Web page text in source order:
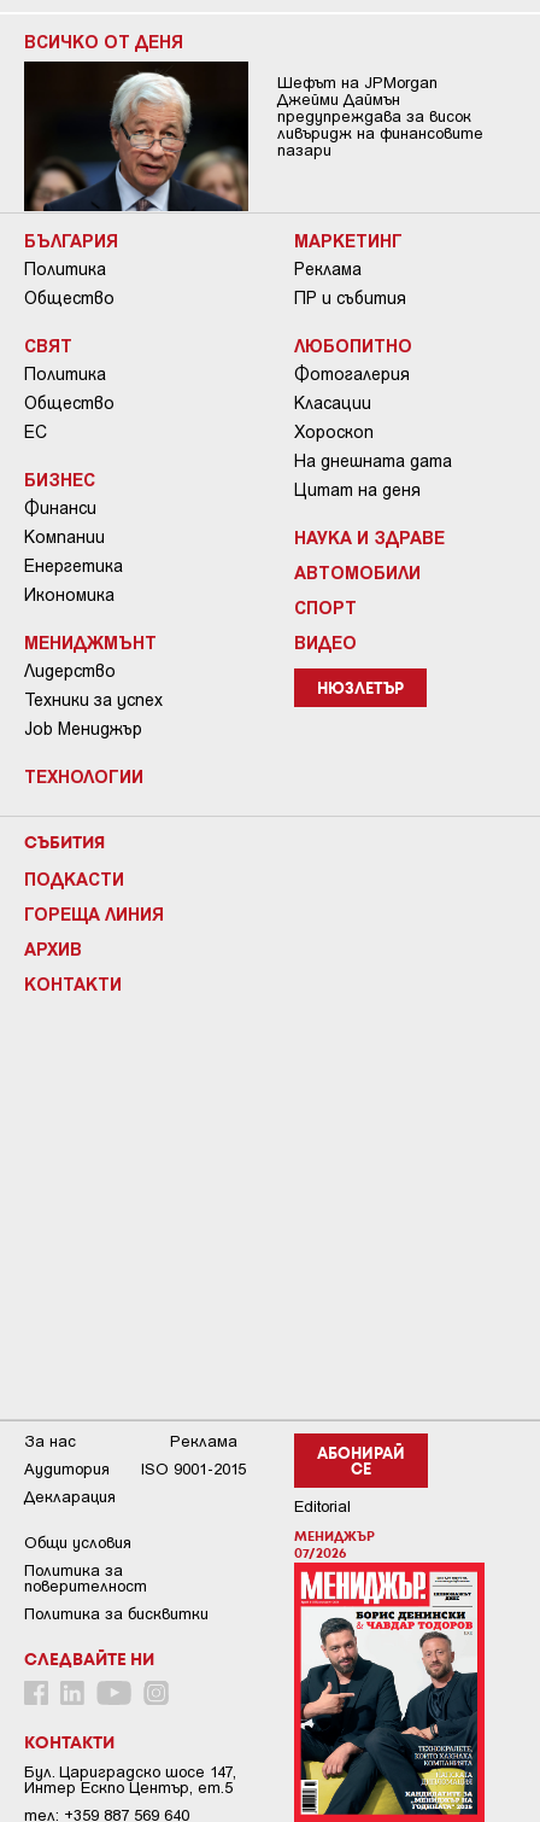
ВСИЧКО ОТ ДЕНЯ
Шефът на JPMorgan
Джейми Даймън
предупреждава за висок
ливъридж на финансовите
пазари
БЪЛГАРИЯ
Политика
Общество
СВЯТ
Политика
Общество
ЕС
БИЗНЕС
Финанси
Компании
Енергетика
Икономика
МЕНИДЖМЪНТ
Лидерство
Техники за успех
Job Мениджър
ТЕХНОЛОГИИ
МАРКЕТИНГ
Реклама
ПР и събития
ЛЮБОПИТНО
Фотогалерия
Класации
Хороскоп
На днешната дата
Цитат на деня
НАУКА И ЗДРАВЕ
АВТОМОБИЛИ
СПОРТ
ВИДЕО
НЮЗЛЕТЪР
СЪБИТИЯ
ПОДКАСТИ
ГОРЕЩА ЛИНИЯ
АРХИВ
КОНТАКТИ
АБОНИРАЙ
СЕ
Editorial
МЕНИДЖЪР
07/2026
За нас
Реклама
Аудитория
ISO 9001-2015
Декларация
Общи условия
Пoлитикa зa
пoвepитeлнocт
Политика за бисквитки
СЛЕДВАЙТЕ НИ
КОНТАКТИ
Бул. Цариградско шосе 147,
Интер Ескпо Център, ет.5
тел: +359 887 569 640